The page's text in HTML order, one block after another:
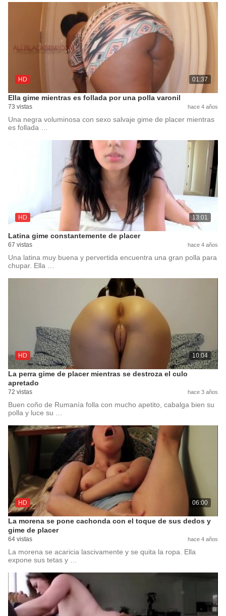
HD 01:37
Ella gime mientras es follada por una polla varonil
73 vistas hace 4 años
Una negra voluminosa con sexo salvaje gime de placer mientras
es follada …
HD 13:01
Latina gime constantemente de placer
67 vistas hace 4 años
Una latina muy buena y pervertida encuentra una gran polla para
chupar. Ella …
HD 10:04
La perra gime de placer mientras se destroza el culo
apretado
72 vistas hace 3 años
Buen coño de Rumanía folla con mucho apetito, cabalga bien su
polla y luce su …
HD 06:00
La morena se pone cachonda con el toque de sus dedos y
gime de placer
64 vistas hace 4 años
La morena se acaricia lascivamente y se quita la ropa. Ella
expone sus tetas y …